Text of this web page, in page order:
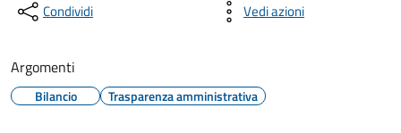
Condividi Vedi azioni
Argomenti
Bilancio Trasparenza amministrativa